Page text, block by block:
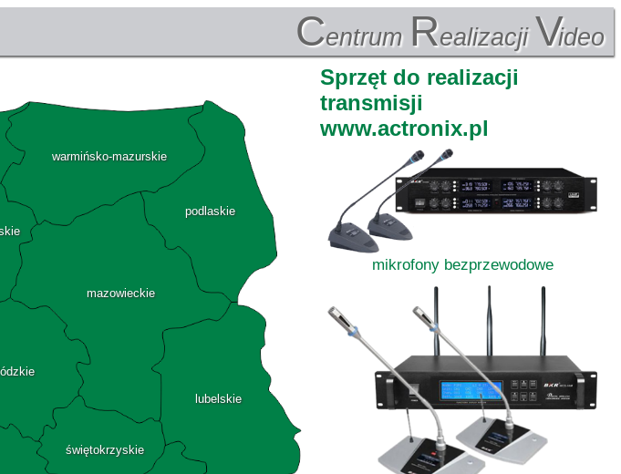
Centrum Realizacji Video
warmińsko-mazurskie
mazowieckie
podlaskie
lubelskie
świętokrzyskie
Sprzęt do realizacji
transmisji
www.actronix.pl
mikrofony bezprzewodowe